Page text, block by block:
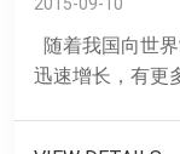
随着我国向世
迅速增长，有更